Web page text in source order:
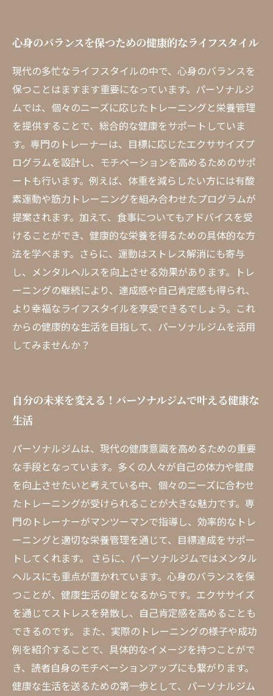
心身のバランスを保つための健康的なライフスタイル
現代の多忙なライフスタイルの中で、心身のバランスを
保つことはますます重要になっています。パーソナルジ
ムでは、個々のニーズに応じたトレーニングと栄養管理
を提供することで、総合的な健康をサポートしていま
す。専門のトレーナーは、目標に応じたエクササイズプ
ログラムを設計し、モチベーションを高めるためのサポ
ートも行います。例えば、体重を減らしたい方には有酸
素運動や筋力トレーニングを組み合わせたプログラムが
提案されます。加えて、食事についてもアドバイスを受
けることができ、健康的な栄養を得るための具体的な方
法を学べます。さらに、運動はストレス解消にも寄与
し、メンタルヘルスを向上させる効果があります。トレ
ーニングの継続により、達成感や自己肯定感も得られ、
より幸福なライフスタイルを享受できるでしょう。これ
からの健康的な生活を目指して、パーソナルジムを活用
してみませんか？
自分の未来を変える！パーソナルジムで叶える健康な
生活
パーソナルジムは、現代の健康意識を高めるための重要
な手段となっています。多くの人々が自己の体力や健康
を向上させたいと考えている中、個々のニーズに合わせ
たトレーニングが受けられることが大きな魅力です。専
門のトレーナーがマンツーマンで指導し、効率的なトレ
ーニングと適切な栄養管理を通じて、目標達成をサポー
トしてくれます。 さらに、パーソナルジムではメンタル
ヘルスにも重点が置かれています。心身のバランスを保
つことが、健康生活の鍵となるからです。エクササイズ
を通じてストレスを発散し、自己肯定感を高めることも
できるのです。 また、実際のトレーニングの様子や成功
例を紹介することで、具体的なイメージを持つことがで
き、読者自身のモチベーションアップにも繋がります。
健康な生活を送るための第一歩として、パーソナルジム